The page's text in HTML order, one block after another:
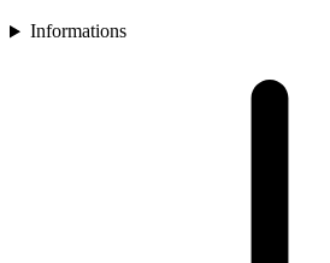
Informations